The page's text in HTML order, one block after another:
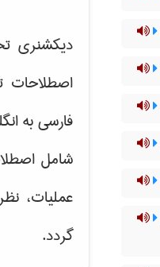
دیکشنری
اصطلاحات
فارسی به
شامل
عملیات،
گردد.